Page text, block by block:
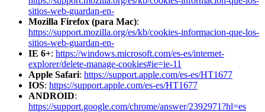
sitios-web-guardan-en-
Mozilla Firefox (para Mac):
https://support.mozilla.org/es/kb/cookies-informacion-que-los-
sitios-web-guardan-en-
IE 6+: https://windows.microsoft.com/es-es/internet-
explorer/delete-manage-cookies#ie=ie-11
Apple Safari: https://support.apple.com/es-es/HT1677
IOS: https://support.apple.com/es-es/HT1677
ANDROID:
https://support.google.com/chrome/answer/2392971?hl=es